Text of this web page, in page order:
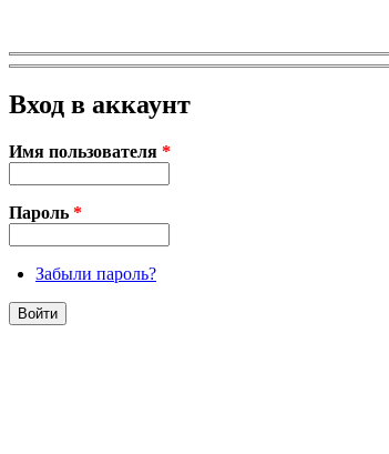
Вход в аккаунт
Имя пользователя *
Пароль *
Забыли пароль?